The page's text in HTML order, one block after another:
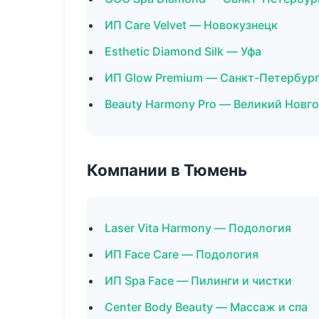
ИП Care Velvet — Новокузнецк
Esthetic Diamond Silk — Уфа
ИП Glow Premium — Санкт-Петербург
Beauty Harmony Pro — Великий
Компании в Тюмень
Laser Vita Harmony — Подология
ИП Face Care — Подология
ИП Spa Face — Пилинги и чистки
Center Body Beauty — Массаж и спа